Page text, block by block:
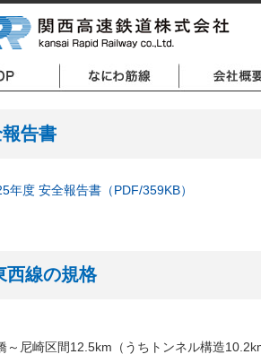
告書
年度 安全報告書（PDF/359KB）
西線の規格
～尼崎区間12.5km（うちトンネル構造